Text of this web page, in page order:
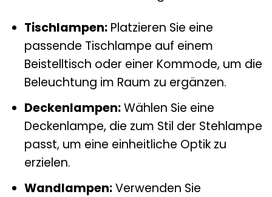
Tischlampen:Platzieren Sie eine
passende Tischlampe auf einem
Beistelltisch oder einer Kommode, um die
Beleuchtung im Raum zu ergänzen.
Deckenlampen:Wählen Sie eine
Deckenlampe, die zum Stil der Stehlampe
passt, um eine einheitliche Optik zu
erzielen.
Wandlampen:Verwenden Sie